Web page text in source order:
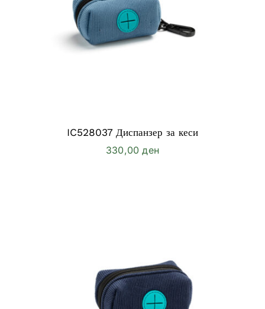
IC528037 Диспанзер за кеси
330,00ден